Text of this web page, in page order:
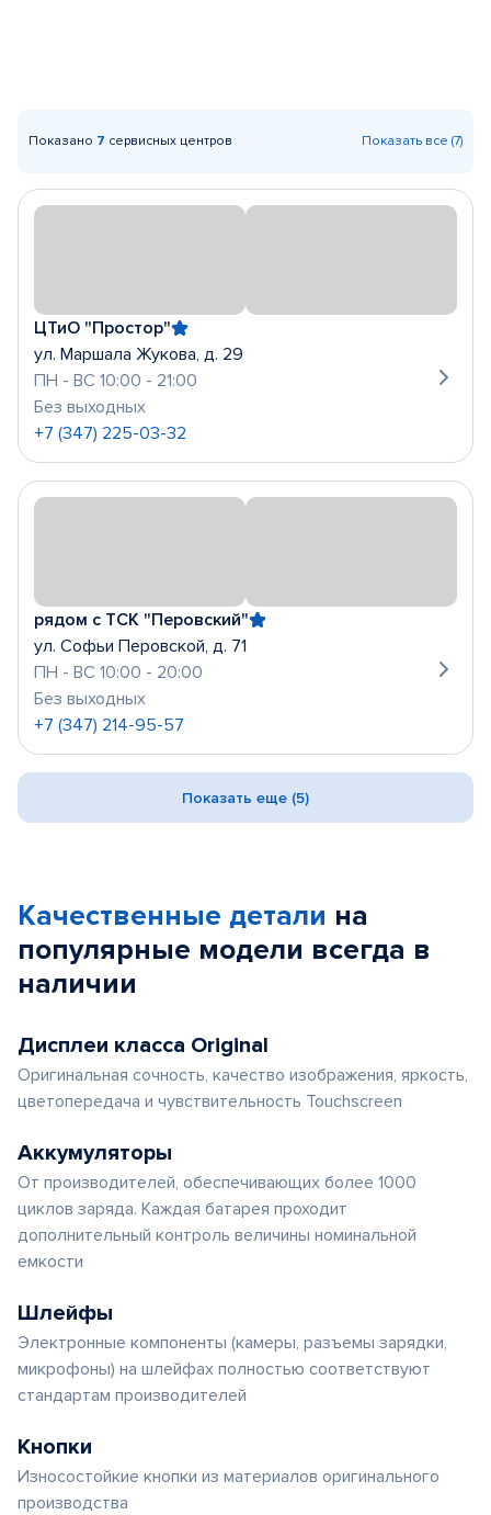
Показано 7 сервисных центров Показать все (7)
ЦТиО "Простор"
ул. Маршала Жукова, д. 29
ПН - ВС 10:00 - 21:00
Без выходных
+7 (347) 225-03-32
рядом с ТСК "Перовский"
ул. Софьи Перовской, д. 71
ПН - ВС 10:00 - 20:00
Без выходных
+7 (347) 214-95-57
Показать еще (5)
Качественные детали на
популярные модели всегда в
наличии
Дисплеи класса Original
Оригинальная сочность, качество изображения, яркость,
цветопередача и чувствительность Touchscreen
Аккумуляторы
От производителей, обеспечивающих более 1000
циклов заряда. Каждая батарея проходит
дополнительный контроль величины номинальной
емкости
Шлейфы
Электронные компоненты (камеры, разъемы зарядки,
микрофоны) на шлейфах полностью соответствуют
стандартам производителей
Кнопки
Износостойкие кнопки из материалов оригинального
производства